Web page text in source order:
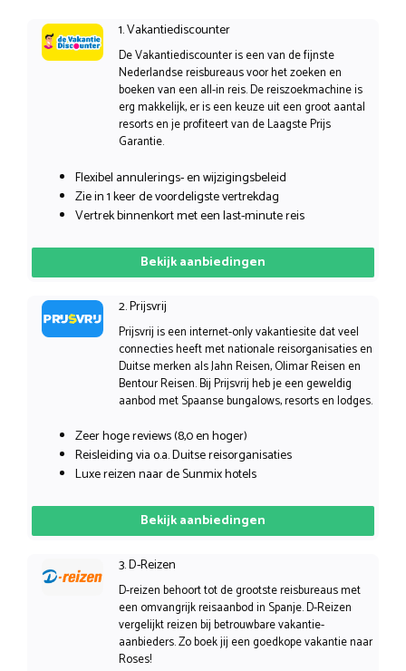
1. Vakantiediscounter
De Vakantiediscounter is een van de fijnste
Nederlandse reisbureaus voor het zoeken en
boeken van een all-in reis. De reiszoekmachine is
erg makkelijk, er is een keuze uit een groot aantal
resorts en je profiteert van de Laagste Prijs
Garantie.
Flexibel annulerings- en wijzigingsbeleid
Zie in 1 keer de voordeligste vertrekdag
Vertrek binnenkort met een last-minute reis
Bekijk aanbiedingen
2. Prijsvrij
Prijsvrij is een internet-only vakantiesite dat veel
connecties heeft met nationale reisorganisaties en
Duitse merken als Jahn Reisen, Olimar Reisen en
Bentour Reisen. Bij Prijsvrij heb je een geweldig
aanbod met Spaanse bungalows, resorts en lodges.
Zeer hoge reviews (8,0 en hoger)
Reisleiding via o.a. Duitse reisorganisaties
Luxe reizen naar de Sunmix hotels
Bekijk aanbiedingen
3. D-Reizen
D-reizen behoort tot de grootste reisbureaus met
een omvangrijk reisaanbod in Spanje. D-Reizen
vergelijkt reizen bij betrouwbare vakantie-
aanbieders. Zo boek jij een goedkope vakantie naar
Roses!